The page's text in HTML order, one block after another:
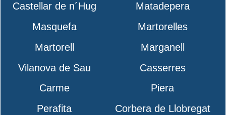
Castellar de n´Hug
Matadepera
Masquefa
Martorelles
Martorell
Marganell
Vilanova de Sau
Casserres
Carme
Piera
Perafita
Corbera de Llobregat